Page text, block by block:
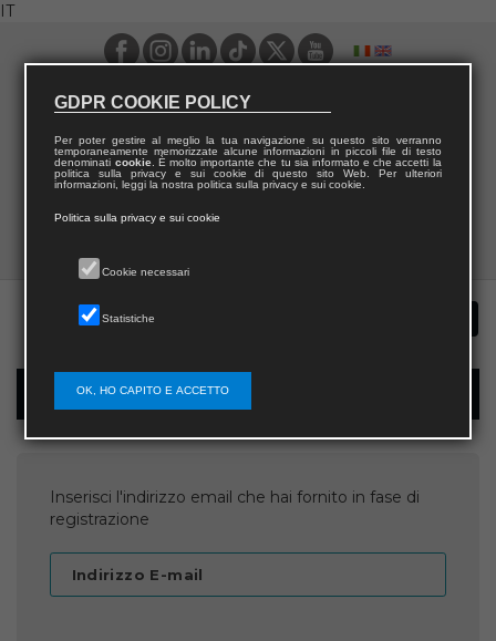
IT
Recupera username
Inserisci l'indirizzo email che hai fornito in fase di
registrazione
Indirizzo E-mail
GDPR COOKIE POLICY
Per poter gestire al meglio la tua navigazione su questo sito verranno
temporaneamente memorizzate alcune informazioni in piccoli file di testo
denominati cookie. È molto importante che tu sia informato e che accetti la
politica sulla privacy e sui cookie di questo sito Web. Per ulteriori
informazioni, leggi la nostra politica sulla privacy e sui cookie.
Politica sulla privacy e sui cookie
Cookie necessari
Statistiche
OK, HO CAPITO E ACCETTO